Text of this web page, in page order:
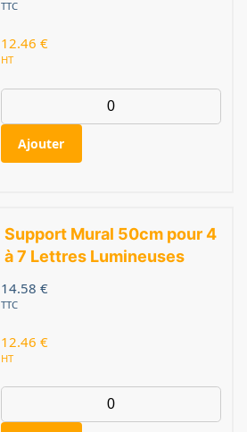
TTC
12.46 €
HT
Ajouter
Support Mural 50cm pour 4
à 7 Lettres Lumineuses
14.58 €
TTC
12.46 €
HT